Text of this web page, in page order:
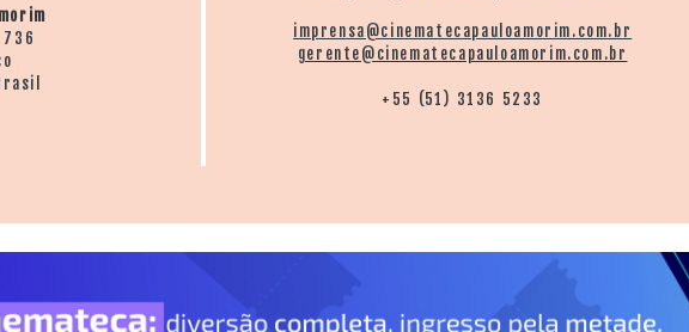
736
imprensa@cinematecapauloamorim.com.br
gerente@cinematecapauloamorim.com.br
+55 (51) 3136 5233